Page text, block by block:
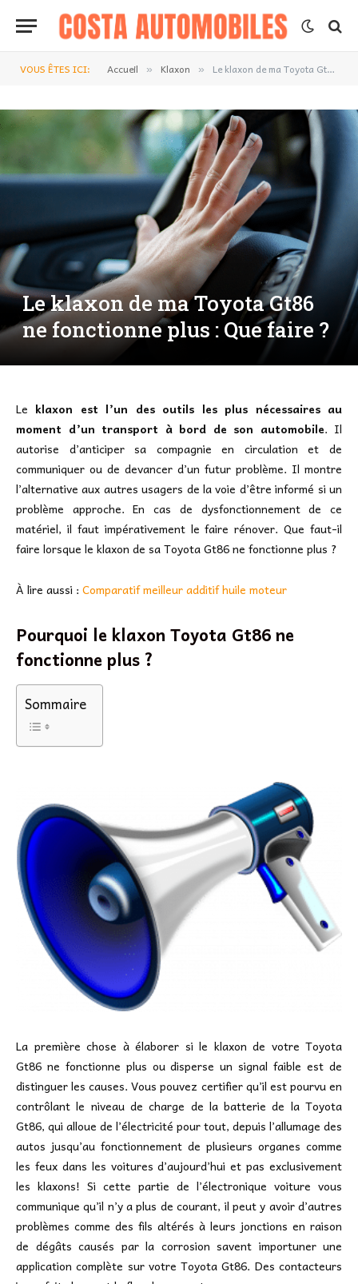
VOUS ÊTES ICI: Accueil » Klaxon » Le klaxon de ma Toyota Gt86 ne fonctionne plus : Que faire ?
Le klaxon de ma Toyota Gt86
ne fonctionne plus : Que faire ?
Le klaxon est l’un des outils les plus nécessaires au
moment d’un transport à bord de son automobile. Il
autorise d’anticiper sa compagnie en circulation et de
communiquer ou de devancer d’un futur problème. Il montre
l’alternative aux autres usagers de la voie d’être informé si un
problème approche. En cas de dysfonctionnement de ce
matériel, il faut impérativement le faire rénover. Que faut-il
faire lorsque le klaxon de sa Toyota Gt86 ne fonctionne plus ?
À lire aussi : Comparatif meilleur additif huile moteur
Pourquoi le klaxon Toyota Gt86 ne
fonctionne plus ?
Sommaire
La première chose à élaborer si le klaxon de votre Toyota
Gt86 ne fonctionne plus ou disperse un signal faible est de
distinguer les causes. Vous pouvez certifier qu’il est pourvu en
contrôlant le niveau de charge de la batterie de la Toyota
Gt86, qui alloue de l’électricité pour tout, depuis l’allumage des
autos jusqu’au fonctionnement de plusieurs organes comme
les feux dans les voitures d’aujourd’hui et pas exclusivement
les klaxons! Si cette partie de l’électronique voiture vous
communique qu’il n’y a plus de courant, il peut y avoir d’autres
problèmes comme des fils altérés à leurs jonctions en raison
de dégâts causés par la corrosion savent importuner une
application complète sur votre Toyota Gt86. Des contacteurs